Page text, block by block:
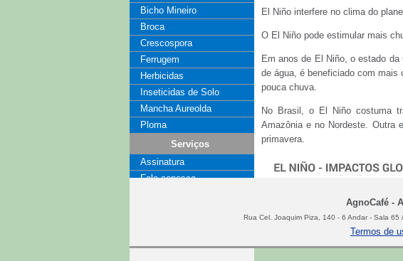
Bicho Mineiro
Broca
Crescospora
Ferrugem
Herbicidas
Inseticidas de Solo
Mancha Aureolda
Ploma
Serviços
Assinatura
Fale conosco
El Niño interfere no clima do
O El Niño pode estimular mais
Em anos de El Niño, o estado
de água, é beneficiado com
pouca chuva.
No Brasil, o El Niño costuma
Amazônia e no Nordeste. Outra
primavera.
AgnoCafé -
Rua Cel. Joaquim Piza, 140 - 6 Andar - Sala
Termos de